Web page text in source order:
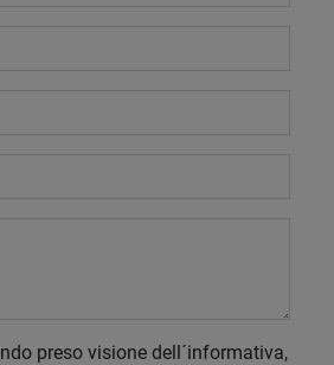
preso visione dell´informativa,